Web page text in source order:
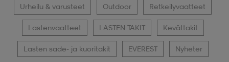
Urheilu & varusteet Outdoor Retkeilyvaatteet
Lastenvaatteet LASTEN TAKIT Kevättakit
Lasten sade- ja kuoritakit EVEREST Nyheter